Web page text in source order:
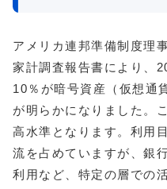
アメリカ連邦準備制度理
家計調査報告書により、
10％が暗号資産（仮想通
が明らかになりました。
高水準となります。利用
流を占めていますが、銀
利用など、特定の層での